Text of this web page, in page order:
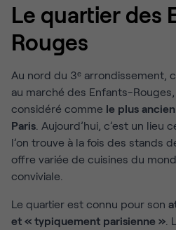
Le quartier des
Rouges
Au nord du 3ᵉ arrondissement,
au marché des Enfants-
considéré comme le plus
Paris . Aujourd’hui, c’est un lieu
l’on trouve à la fois des stands
offre variée de cuisines du
conviviale.
Le quartier est connu pour son
et « typiquement parisienne »